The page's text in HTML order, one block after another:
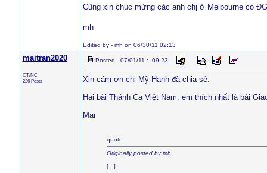
Cũng xin chúc mừng các anh chị ở Melbourne có
mh
Edited by - mh on 06/30/11 02:13
maitran2020
CT/NC
226 Posts
Posted - 07/01/11 : 09:23
Xin cám ơn chị Mỹ Hạnh đã chia sẻ.
Hai bài Thánh Ca Việt Nam, em thích nhất là bài
Mai
quote:
Originally posted by mh
[...]